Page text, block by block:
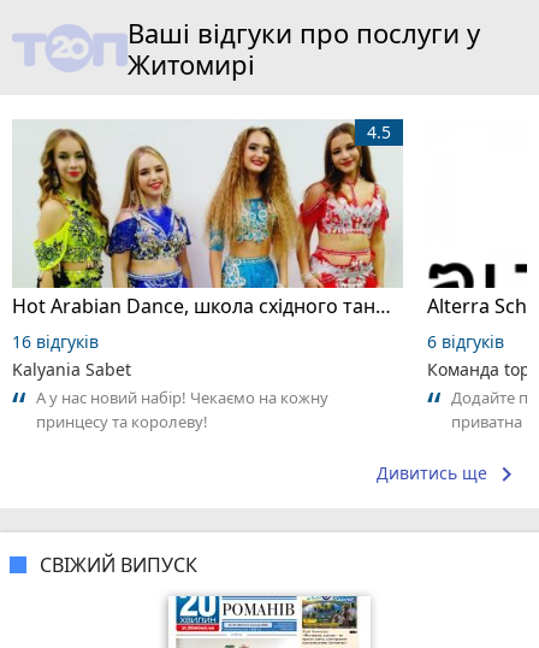
Ваші відгуки про послуги у
Житомирі
Hot Arabian Dance, школа східного танцю
4.5
16 відгуків
Kalyania Sabet
А у нас новий набір! Чекаємо на кожну
принцесу та королеву!
6 відгуків
Команда
Додайте
приватна
Дивитись ще keyboard_arrow_right
СВІЖИЙ ВИПУСК